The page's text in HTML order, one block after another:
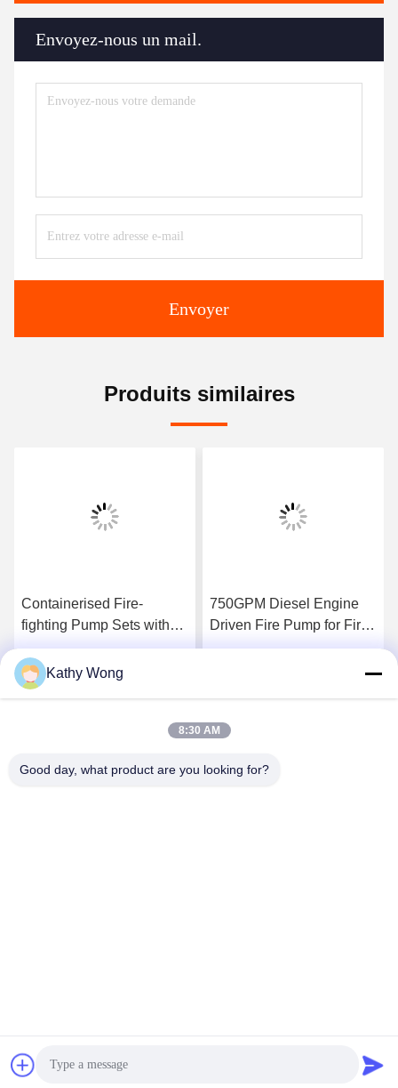
Envoyez-nous un mail.
Envoyer
Produits similaires
Containerised Fire-
fighting Pump Sets with
Flow 300–8000 GPM UL
FM NFPA20 Certified
Complete Fire Pump
750GPM Diesel Engine
Driven Fire Pump for Fire
Fighting Application
Electronics Co., Ltd. Tous les droits réservés.
Kathy Wong
8:30 AM
Good day, what product are you looking for?